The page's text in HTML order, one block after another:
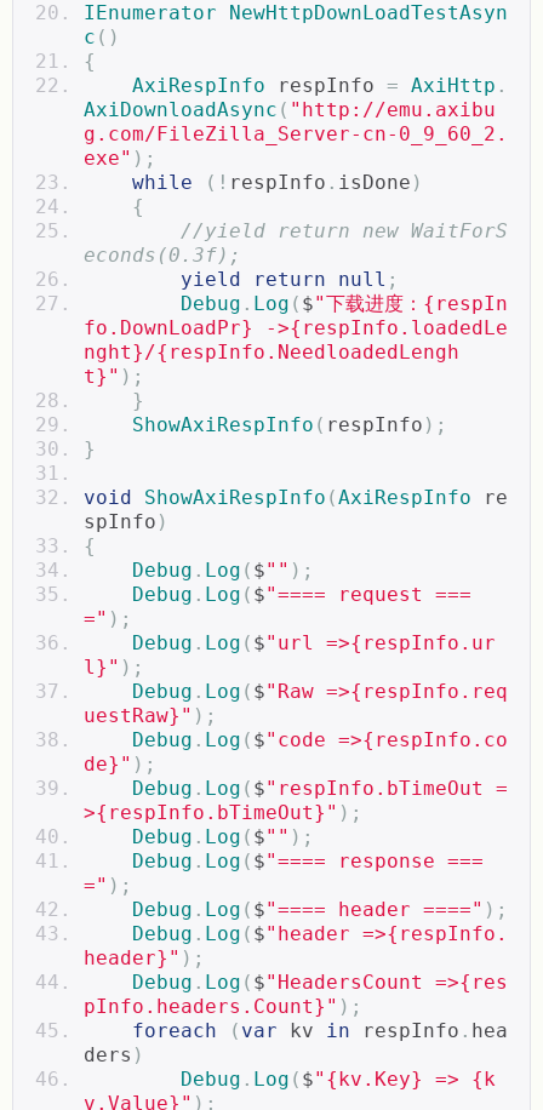
IEnumerator
NewHttpDownLoadTestAsyn
c ()
{
AxiRespInfo respInfo = AxiHttp .
AxiDownloadAsync ( "http://emu.axibu
g.com/FileZilla_Server-cn-0_9_60_2.
exe" );
while
(! respInfo . isDone )
{
//yield return new WaitForS
econds(0.3f);
yield
return null ;
Debug . Log ( $"下载进度：{respIn
fo.DownLoadPr} ->{respInfo.loadedLe
nght}/{respInfo.NeedloadedLengh
t}" );
}
ShowAxiRespInfo ( respInfo );
}
void ShowAxiRespInfo (AxiRespInfo re
spInfo )
{
Debug . Log ( $"" );
Debug . Log ( $"==== request ===
=" );
Debug . Log ( $"url =>{respInfo.ur
l}" );
Debug . Log ( $"Raw =>{respInfo.req
uestRaw}" );
Debug . Log ( $"code =>{respInfo.co
de}" );
Debug . Log ( $"respInfo.bTimeOut =
>{respInfo.bTimeOut}" );
Debug . Log ( $"" );
Debug . Log ( $"==== response ===
=" );
Debug . Log ( $"==== header ====" );
Debug . Log ( $"header =>{respInfo.
header}" );
Debug . Log ( $"HeadersCount =>{res
pInfo.headers.Count}" );
foreach
( var kv in respInfo . hea
ders )
Debug . Log ( $"{kv.Key} => {k
v.Value}" );